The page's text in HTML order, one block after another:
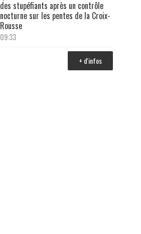
des stupéfiants après un contrôle
nocturne sur les pentes de la Croix-
Rousse
09:33
+ d'infos